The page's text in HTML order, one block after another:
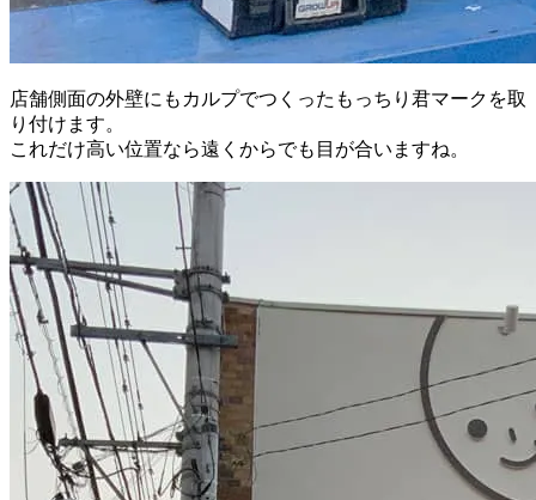
店舗側面の外壁にもカルプでつくったもっちり君マークを取
り付けます。
これだけ高い位置なら遠くからでも目が合いますね。